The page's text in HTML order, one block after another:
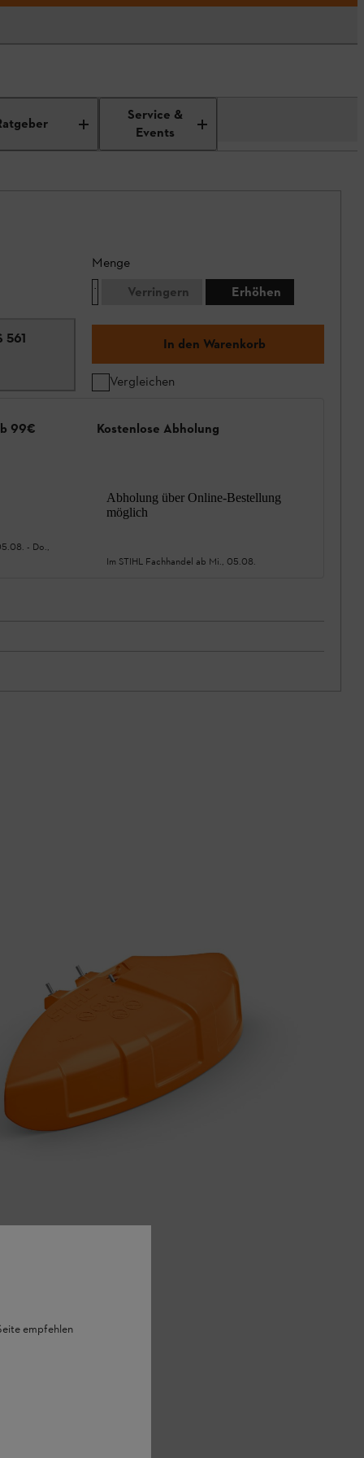
Service &
Events
561
Menge
Verringern
Erhöhen
In den Warenkorb
Vergleichen
99€
- Do.,
Kostenlose Abholung
Abholung über Online-Bestellung
möglich
Im STIHL Fachhandel ab Mi., 05.08.
empfehlen